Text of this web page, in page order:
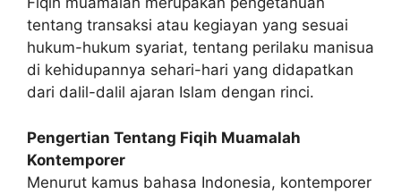
tentang transaksi atau kegiayan yang sesuai
hukum-hukum syariat, tentang perilaku manisua
di kehidupannya sehari-hari yang didapatkan
dari dalil-dalil ajaran Islam dengan rinci.
Pengertian Tentang Fiqih Muamalah
Kontemporer
Menurut kamus bahasa Indonesia, kontemporer